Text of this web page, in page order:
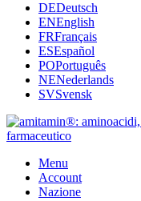
DEDeutsch
ENEnglish
FRFrançais
ESEspañol
POPortuguês
NENederlands
SVSvensk
Menu
Account
Nazione